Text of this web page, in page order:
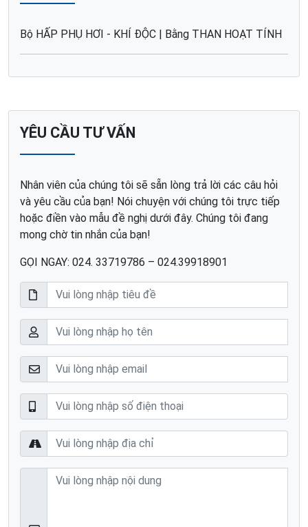
Bộ HẤP PHỤ HƠI - KHÍ ĐỘC | Bằng THAN HOẠT TÍNH
YÊU CẦU TƯ VẤN
Nhân viên của chúng tôi sẽ sẵn lòng trả lời các câu hỏi
và yêu cầu của bạn! Nói chuyện với chúng tôi trực tiếp
hoặc điền vào mẫu đề nghị dưới đây. Chúng tôi đang
mong chờ tin nhắn của bạn!
GỌI NGAY: 024. 33719786 – 024.39918901